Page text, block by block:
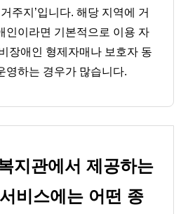
주지’입니다. 해당 지역에 거
인이라면 기본적으로 이용 자
장애인 형제자매나 보호자 동
영하는 경우가 많습니다.
지관에서 제공하는
비스에는 어떤 종